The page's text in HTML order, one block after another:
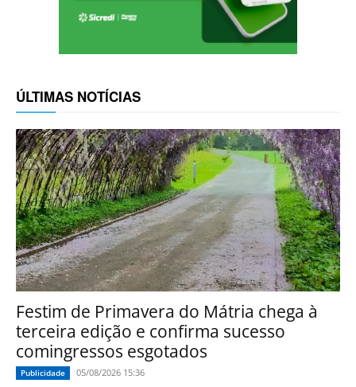
ÚLTIMAS NOTÍCIAS
Festim de Primavera do Mátria chega à
terceira edição e confirma sucesso
comingressos esgotados
Publicidade 05/08/2026 15:36